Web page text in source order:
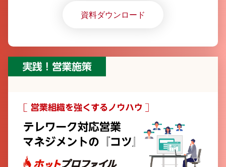
「Excel」以外のツール導入が進んでいない実態が明ら
資料ダウンロード